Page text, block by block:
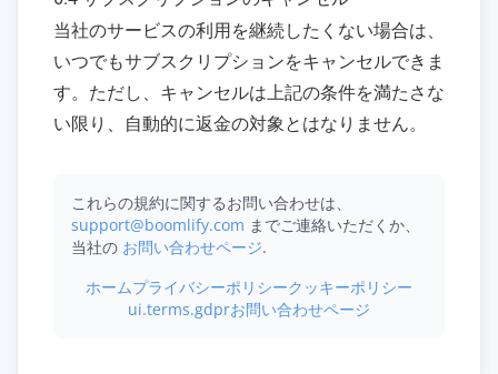
当社のサービスの利用を継続したくない場合は、
いつでもサブスクリプションをキャンセルできま
す。ただし、キャンセルは上記の条件を満たさな
い限り、自動的に返金の対象とはなりません。
これらの規約に関するお問い合わせは、
support@boomlify.com までご連絡いただくか、
当社の お問い合わせページ.
ホームプライバシーポリシークッキーポリシー
ui.terms.gdprお問い合わせページ